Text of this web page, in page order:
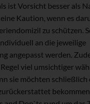
ist Vorsicht besser als
Kaution, wenn es
zu schützen.
an die jeweilige
angepasst werden.
viel umsichtiger
sie möchten schließlich